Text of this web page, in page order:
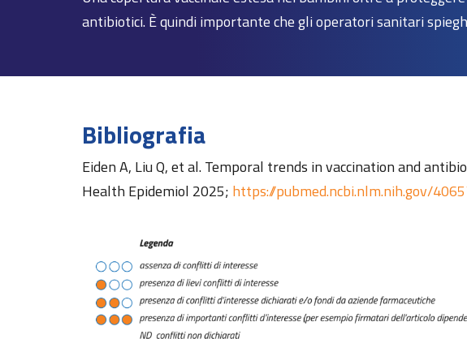
antibiotici. È quindi importante che gli operatori sanitari
Bibliografia
Eiden A, Liu Q, et al. Temporal trends in vaccination and
Health Epidemiol 2025; https://pubmed.ncbi.nlm.nih.gov/